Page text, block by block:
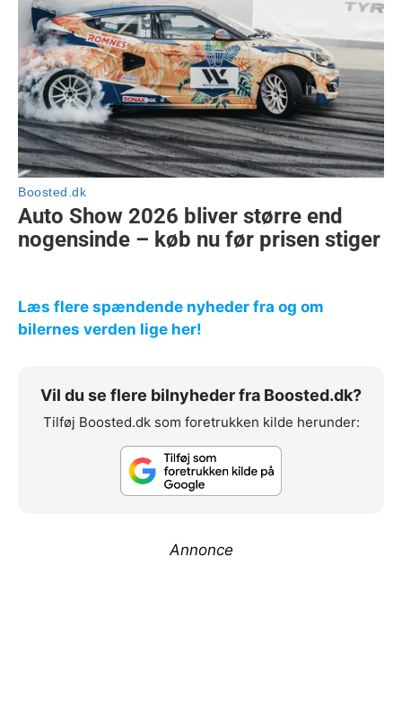
Læs flere spændende nyheder fra og om
bilernes verden lige her!
Vil du se flere bilnyheder fra Boosted.dk?
Tilføj Boosted.dk som foretrukken kilde herunder:
Annonce